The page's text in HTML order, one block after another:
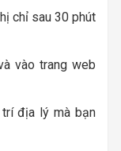
chỉ sau 30 phút
vào trang web
địa lý mà bạn